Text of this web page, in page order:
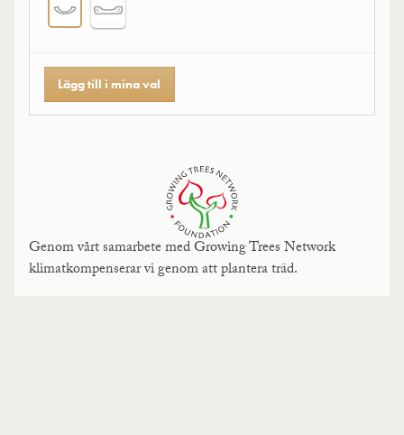
Lägg till i mina val
Genom vårt samarbete med Growing Trees Network
klimatkompenserar vi genom att plantera träd.